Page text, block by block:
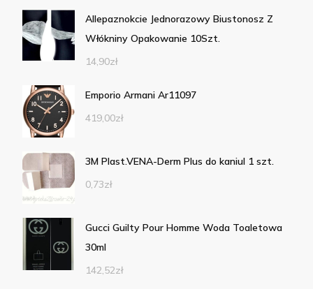
Allepaznokcie Jednorazowy Biustonosz Z
Włókniny Opakowanie 10Szt.
14,90zł
Emporio Armani Ar11097
419,00zł
3M Plast.VENA-Derm Plus do kaniul 1 szt.
0,73zł
Gucci Guilty Pour Homme Woda Toaletowa
30ml
142,52zł